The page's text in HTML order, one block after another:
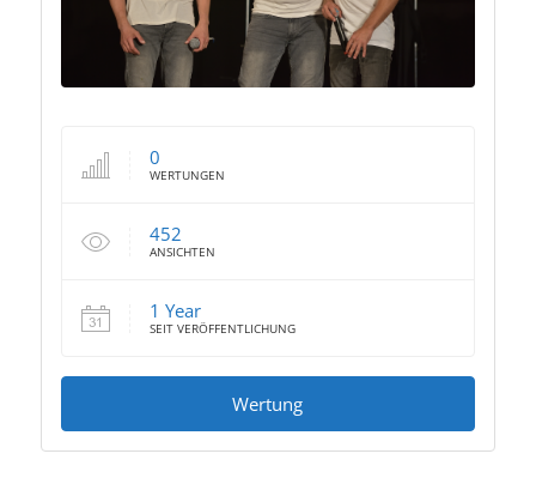
0
WERTUNGEN
452
ANSICHTEN
1 Year
SEIT VERÖFFENTLICHUNG
Wertung